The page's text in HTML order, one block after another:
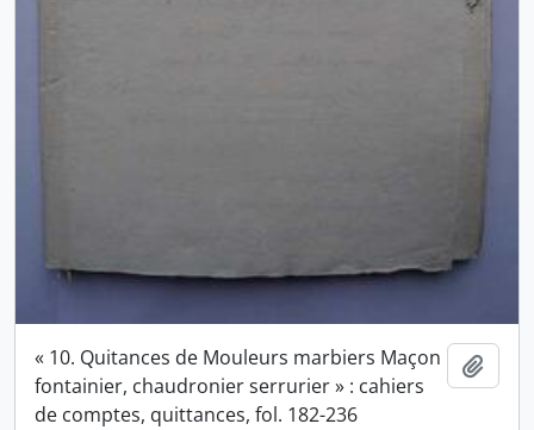
« 10. Quitances de Mouleurs marbiers Maçon
fontainier, chaudronier serrurier » : cahiers
de comptes, quittances, fol. 182-236